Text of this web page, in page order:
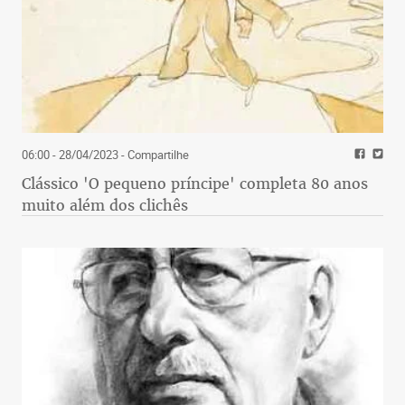
06:00 - 28/04/2023- Compartilhe
Clássico 'O pequeno príncipe' completa 80 anos
muito além dos clichês